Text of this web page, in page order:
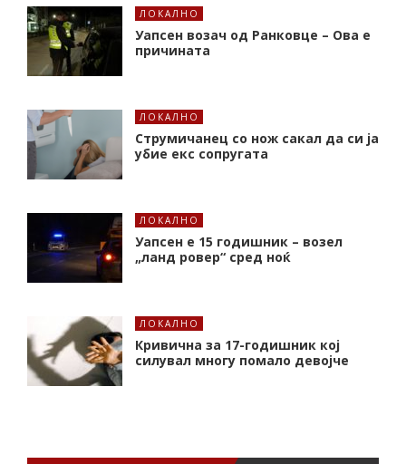
ЛОКАЛНО
Уапсен возач од Ранковце – Ова е
причината
ЛОКАЛНО
Струмичанец со нож сакал да си ја
убие екс сопругата
ЛОКАЛНО
Уапсен е 15 годишник – возел
„ланд ровер“ сред ноќ
ЛОКАЛНО
Кривична за 17-годишник кој
силувал многу помало девојче